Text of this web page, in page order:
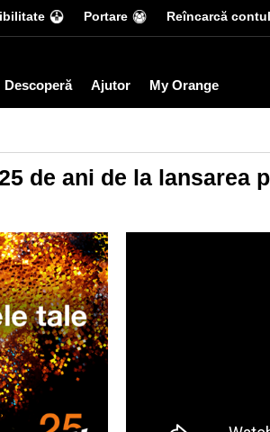
Portare Reîncarcă contul
Descoperă Ajutor My Orange
de ani de la lansarea